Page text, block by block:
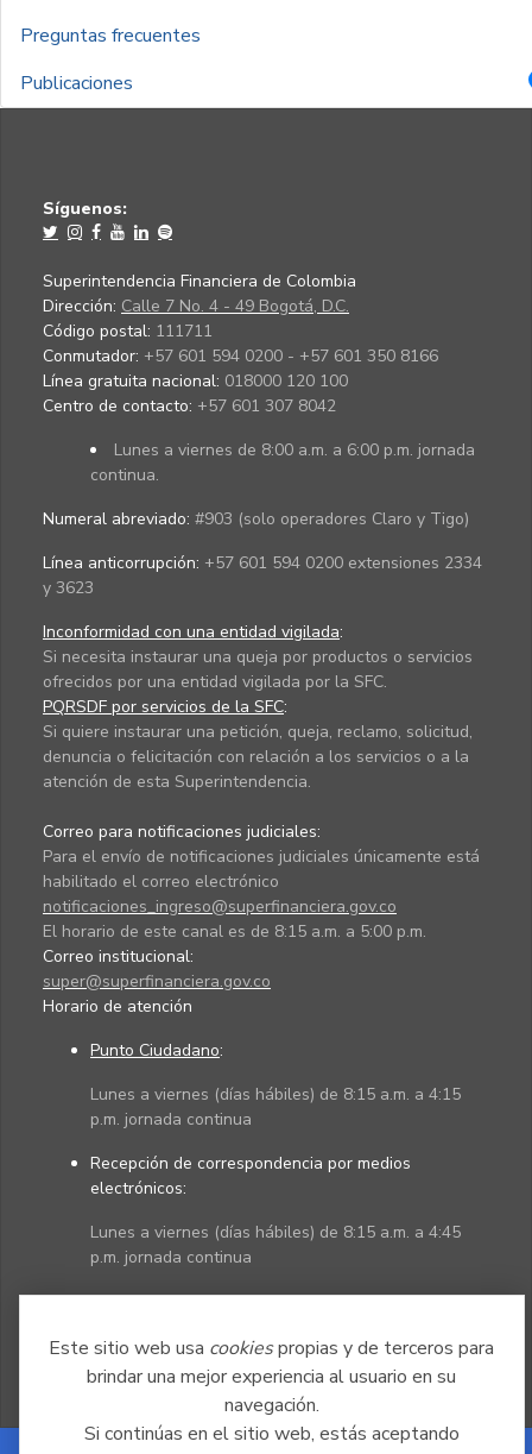
Este sitio web usa cookiespropias y de terceros para
brindar una mejor experiencia al usuario en su
navegación.
Si continúas en el sitio web, estás aceptando
Preguntas frecuentes
Publicaciones
Síguenos:
Superintendencia Financiera de Colombia
Dirección: Calle 7 No. 4 - 49 Bogotá, D.C.
Código postal: 111711
Conmutador: +57 601 594 0200 - +57 601 350 8166
Línea gratuita nacional: 018000 120 100
Centro de contacto: +57 601 307 8042
Lunes a viernes de 8:00 a.m. a 6:00 p.m. jornada
continua.
Numeral abreviado: #903 (solo operadores Claro y Tigo)
Línea anticorrupción: +57 601 594 0200 extensiones 2334
y 3623
Inconformidad con una entidad vigilada:
Si necesita instaurar una queja por productos o servicios
ofrecidos por una entidad vigilada por la SFC.
PQRSDF por servicios de la SFC:
Si quiere instaurar una petición, queja, reclamo, solicitud,
denuncia o felicitación con relación a los servicios o a la
atención de esta Superintendencia.
Correo para notificaciones judiciales:
Para el envío de notificaciones judiciales únicamente está
habilitado el correo electrónico
notificaciones_ingreso@superfinanciera.gov.co
El horario de este canal es de 8:15 a.m. a 5:00 p.m.
Correo institucional:
super@superfinanciera.gov.co
Horario de atención
Punto Ciudadano:
Lunes a viernes (días hábiles) de 8:15 a.m. a 4:15
p.m. jornada continua
Recepción de correspondencia por medios
electrónicos:
Lunes a viernes (días hábiles) de 8:15 a.m. a 4:45
p.m. jornada continua